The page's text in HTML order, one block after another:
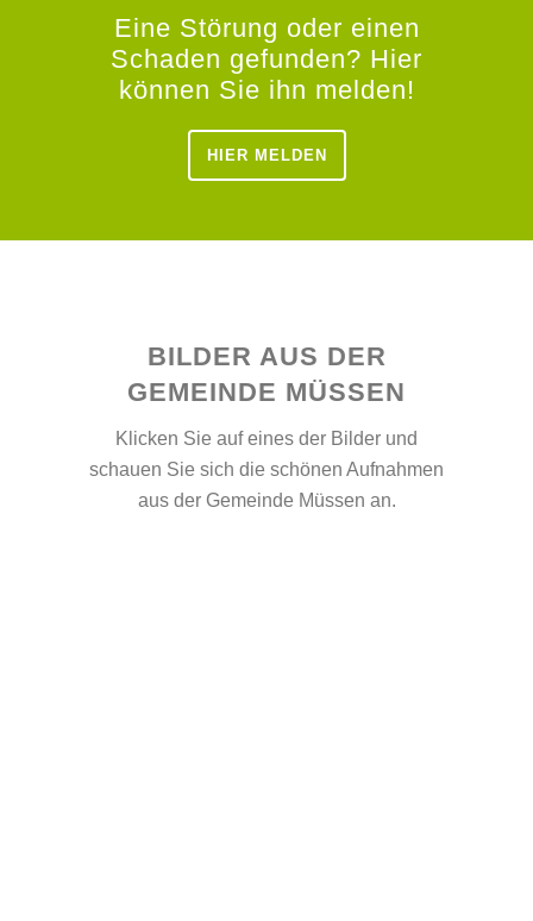
Eine Störung oder einen
Schaden gefunden? Hier
können Sie ihn melden!
HIER MELDEN
BILDER AUS DER
GEMEINDE MÜSSEN
Klicken Sie auf eines der Bilder und
schauen Sie sich die schönen Aufnahmen
aus der Gemeinde Müssen an.